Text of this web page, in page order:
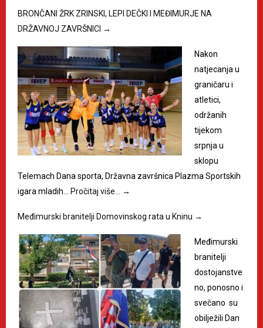
BRONČANI ŽRK ZRINSKI, LEPI DEČKI I MEĐIMURJE NA
DRŽAVNOJ ZAVRŠNICI →
Nakon
natjecanja u
graničaru i
atletici,
održanih
tijekom
srpnja u
sklopu
Telemach Dana sporta, Državna završnica Plazma Sportskih
igara mladih…
Pročitaj više… →
Međimurski branitelji Domovinskog rata u Kninu →
Međimurski
branitelji
dostojanstve
no, ponosno i
svečano su
obilježili Dan